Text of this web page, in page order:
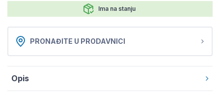
Ima na stanju
PRONAĐITE U PRODAVNICI
Opis